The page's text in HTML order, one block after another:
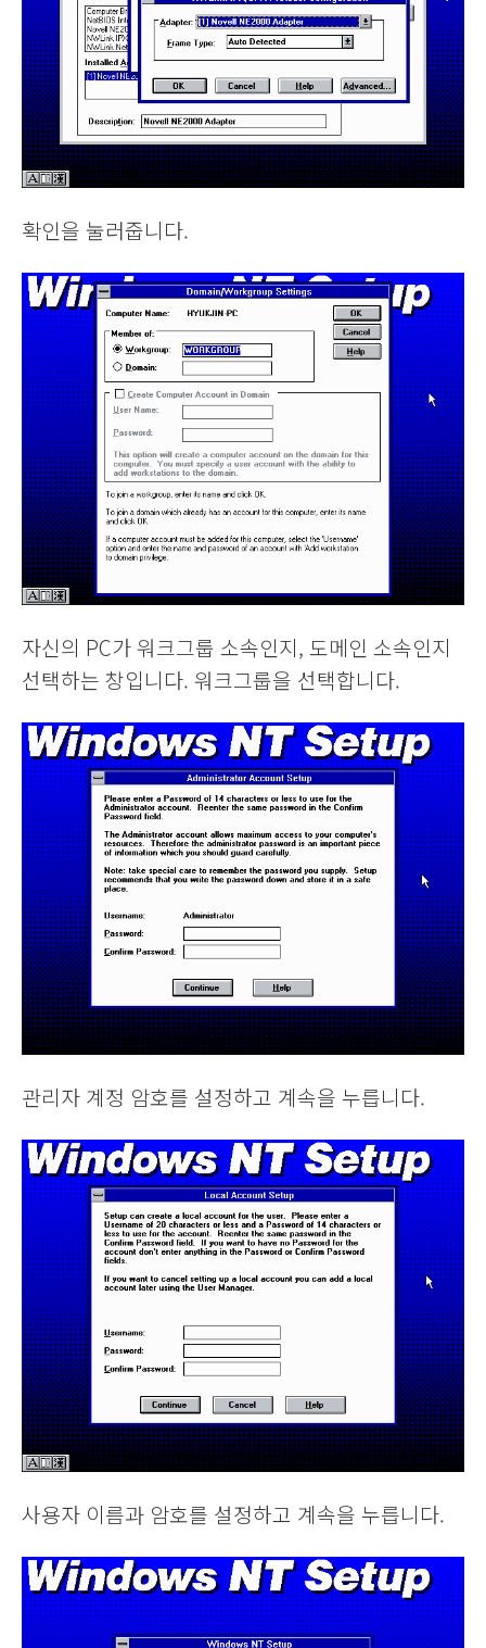
확인을 눌러줍니다.
자신의 PC가 워크그룹 소속인지, 도메인 소속인지
선택하는 창입니다. 워크그룹을 선택합니다.
관리자 계정 암호를 설정하고 계속을 누릅니다.
사용자 이름과 암호를 설정하고 계속을 누릅니다.